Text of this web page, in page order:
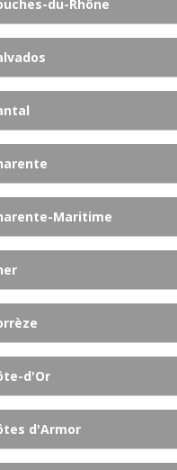
du-Rhône
Maritime
d'Or
d'Armor